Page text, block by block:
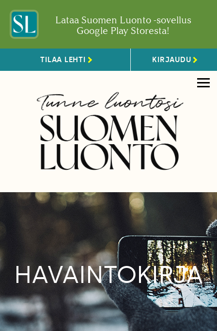
Lataa Suomen Luonto -sovellus
Google Play Storesta!
TILAA LEHTI KIRJAUDU
HAVAINTOKIRJA